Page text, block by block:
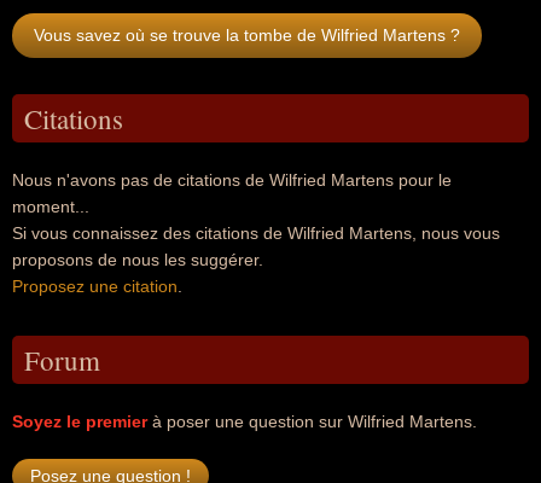
Vous savez où se trouve la tombe de Wilfried Martens ?
Citations
Nous n'avons pas de citations de Wilfried Martens pour le
moment...
Si vous connaissez des citations de Wilfried Martens, nous vous
proposons de nous les suggérer.
Proposez une citation
Forum
Soyez le premierà poser une question sur Wilfried Martens.